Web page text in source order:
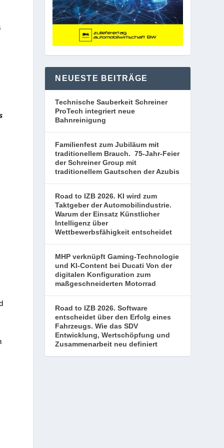
NEUESTE BEITRÄGE
Technische Sauberkeit Schreiner
ProTech integriert neue
Bahnreinigung
Familienfest zum Jubiläum mit
traditionellem Brauch. 75-Jahr-Feier
der Schreiner Group mit
traditionellem Gautschen der Azubis
Road to IZB 2026. KI wird zum
Taktgeber der Automobilindustrie.
Warum der Einsatz Künstlicher
Intelligenz über
Wettbewerbsfähigkeit entscheidet
MHP verknüpft Gaming-Technologie
und KI-Content bei Ducati Von der
digitalen Konfiguration zum
maßgeschneiderten Motorrad
Road to IZB 2026. Software
entscheidet über den Erfolg eines
Fahrzeugs. Wie das SDV
Entwicklung, Wertschöpfung und
Zusammenarbeit neu definiert